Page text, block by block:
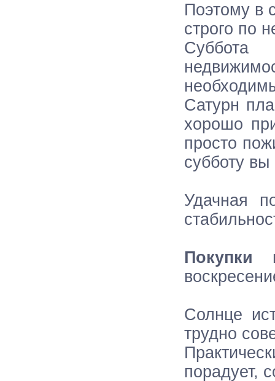
Поэтому в
строго по
Суббота
Сатурн
хорошо
просто
субботу
Удачная
Покупки
Солнце
трудно
порадует,